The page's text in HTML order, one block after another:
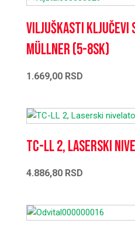
Viljuškasti ključevi
Müllner (5-8SK)
1.669,00 RSD
TC-LL 2, Laserski
4.886,80 RSD